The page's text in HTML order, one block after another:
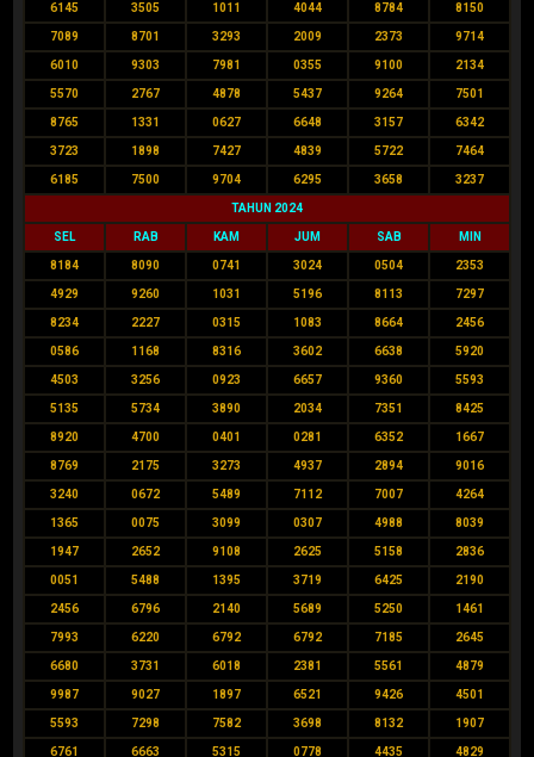
6145 3505 1011 4044 8784 8150
7089 8701 3293 2009 2373 9714
6010 9303 7981 0355 9100 2134
5570 2767 4878 5437 9264 7501
8765 1331 0627 6648 3157 6342
3723 1898 7427 4839 5722 7464
6185 7500 9704 6295 3658 3237
TAHUN 2024
SEL RAB KAM JUM SAB MIN
8184 8090 0741 3024 0504 2353
4929 9260 1031 5196 8113 7297
8234 2227 0315 1083 8664 2456
0586 1168 8316 3602 6638 5920
4503 3256 0923 6657 9360 5593
5135 5734 3890 2034 7351 8425
8920 4700 0401 0281 6352 1667
8769 2175 3273 4937 2894 9016
3240 0672 5489 7112 7007 4264
1365 0075 3099 0307 4988 8039
1947 2652 9108 2625 5158 2836
0051 5488 1395 3719 6425 2190
2456 6796 2140 5689 5250 1461
7993 6220 6792 6792 7185 2645
6680 3731 6018 2381 5561 4879
9987 9027 1897 6521 9426 4501
5593 7298 7582 3698 8132 1907
6761 6663 5315 0778 4435 4829